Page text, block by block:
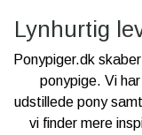
Lynhurtig
Ponypiger.dk
ponypige. Vi
udstillede pony
vi finder mere